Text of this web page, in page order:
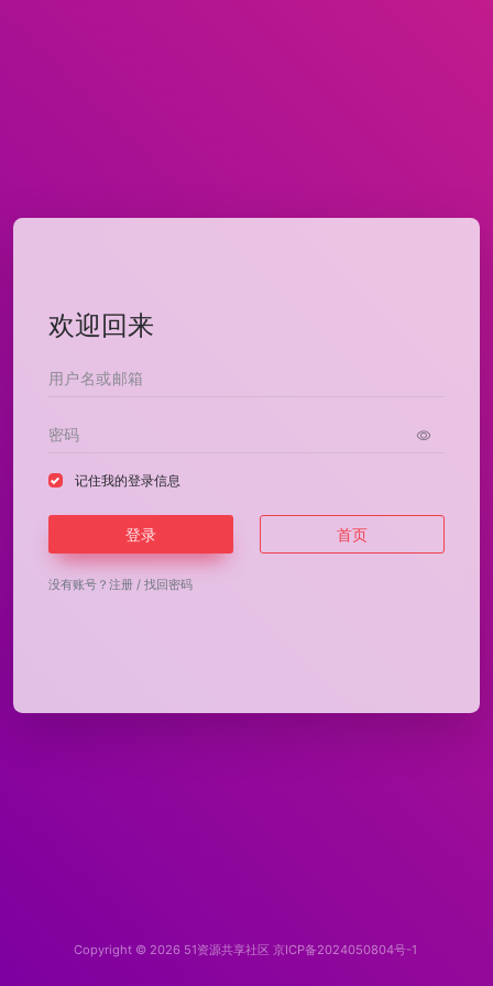
欢迎回来
记住我的登录信息
登录 首页
没有账号？ 注册 / 找回密码
Copyright © 2026 51资源共享社区 京ICP备2024050804号-1